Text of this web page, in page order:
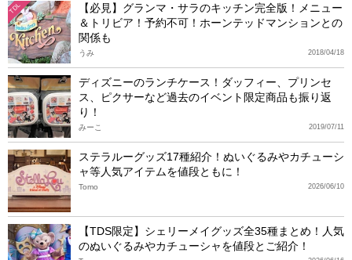
TDL
【必見】グランマ・サラのキッチン完全版！メニュー
＆トリビア！予約不可！ホーンテッドマンションとの
関係も
2018/04/18
うみ
ディズニーのランチケース！ダッフィー、プリンセ
ス、ピクサーなど過去のイベント限定商品も振り返
り！
2019/07/11
みーこ
ステラルーグッズ17種紹介！ぬいぐるみやカチューシ
ャ等人気アイテムを値段ともに！
2026/06/10
Tomo
【TDS限定】シェリーメイグッズ全35種まとめ！人気
のぬいぐるみやカチューシャを値段とご紹介！